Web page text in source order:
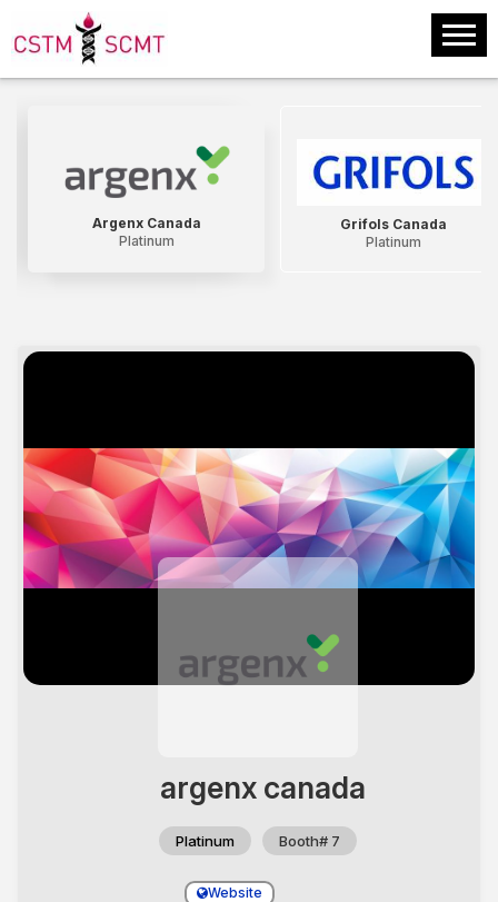
Argenx Canada
Platinum
Grifols Canada
Platinum
argenx canada
Platinum Booth# 7
Website